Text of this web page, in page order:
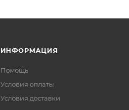
ИНФОРМАЦИЯ
Помощь
Условия оплаты
Условия доставки